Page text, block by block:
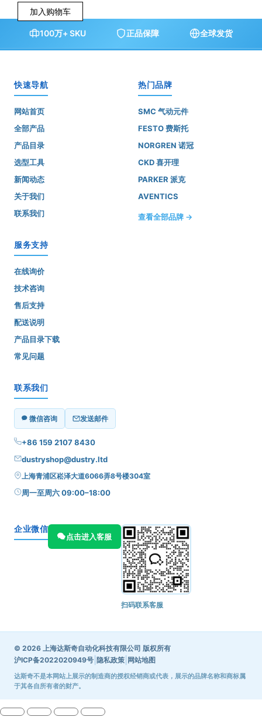
加入购物车
100万+ SKU 正品保障 全球发货
快速导航
网站首页
全部产品
产品目录
选型工具
新闻动态
关于我们
联系我们
热门品牌
SMC 气动元件
FESTO 费斯托
NORGREN 诺冠
CKD 喜开理
PARKER 派克
AVENTICS
查看全部品牌 →
服务支持
在线询价
技术咨询
售后支持
配送说明
产品目录下载
常见问题
联系我们
微信咨询 发送邮件
+86 159 2107 8430
dustryshop@dustry.ltd
上海青浦区崧泽大道6066弄8号楼304室
周一至周六 09:00–18:00
企业微信
点击进入客服
扫码联系客服
© 2026 上海达斯奇自动化科技有限公司 版权所有
沪ICP备2022020949号 隐私政策 网站地图
达斯奇不是本网站上展示的制造商的授权经销商或代表，展示的品牌名称和商标属
于其各自所有者的财产。